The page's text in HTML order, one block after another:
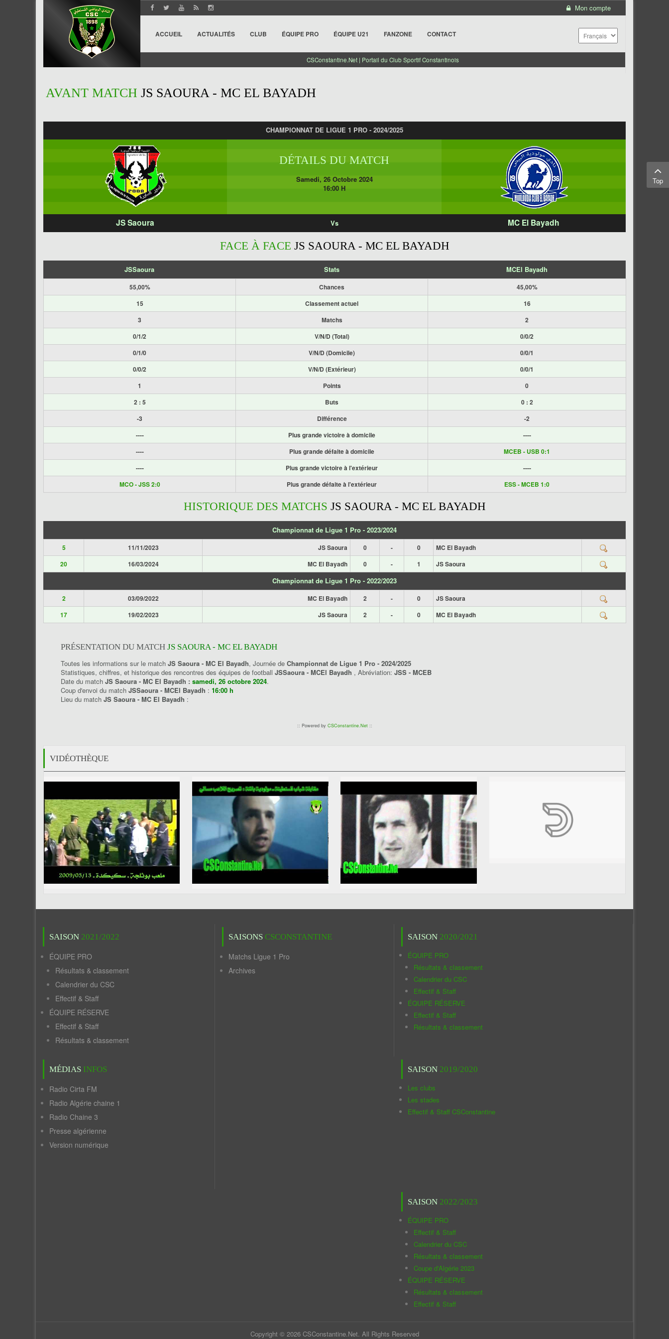
Mon compte
ACCUEIL ACTUALITÉS CLUB ÉQUIPE PRO ÉQUIPE U21 FANZONE CONTACT
CSConstantine.Net | Portail du Club Sportif Constantinois
AVANT MATCH JS SAOURA - MC EL BAYADH
CHAMPIONNAT DE LIGUE 1 PRO - 2024/2025
DÉTAILS DU MATCH
Samedi, 26 Octobre 2024
16:00 H
JS Saoura Vs MC El Bayadh
FACE À FACE JS SAOURA - MC EL BAYADH
JSSaoura Stats MCEl Bayadh
55,00% Chances
45,00%
15
Classement actuel
16
3
Matchs
2
0/1/2
V/N/D (Total)
0/0/2
0/1/0
V/N/D (Domicile)
0/0/1
0/0/2
V/N/D (Extérieur)
0/0/1
1
Points
0
2 : 5
Buts
0 : 2
-3
Différence
-2
----
Plus grande victoire à domicile
----
----
Plus grande défaite à domicile
MCEB - USB 0:1
----
Plus grande victoire à l'extérieur
----
MCO - JSS 2:0
Plus grande défaite à l'extérieur ESS - MCEB 1:0
HISTORIQUE DES MATCHS JS SAOURA - MC EL BAYADH
Championnat de Ligue 1 Pro - 2023/2024
5 11/11/2023 JS Saoura 0 - 0
MC El Bayadh
20
16/03/2024 MC El Bayadh 0 - 1 JS Saoura
Championnat de Ligue 1 Pro - 2022/2023
2 03/09/2022 MC El Bayadh 2 - 0
JS Saoura
17
19/02/2023 JS Saoura 2 - 0 MC El Bayadh
PRÉSENTATION DU MATCH JS SAOURA - MC EL BAYADH
Toutes les informations sur le match JS Saoura - MC El Bayadh, Journée de Championnat de Ligue 1 Pro - 2024/2025
Statistiques, chiffres, et historique des rencontres des équipes de football JSSaoura - MCEl Bayadh , Abréviation: JSS - MCEB
Date du match JS Saoura - MC El Bayadh : samedi, 26 octobre 2024.
Coup d'envoi du match JSSaoura - MCEl Bayadh : 16:00 h
Lieu du match JS Saoura - MC El Bayadh :
:: Powered by CSConstantine.Net::
VIDÉOTHÈQUE
SAISON 2021/2022
ÉQUIPE PRO
Résultats & classement
Calendrier du CSC
Effectif & Staff
ÉQUIPE RÉSERVE
Effectif & Staff
Résultats & classement
MÉDIAS INFOS
Radio Cirta FM
Radio Algérie chaine 1
Radio Chaine 3
Presse algérienne
Version numérique
SAISONS CSCONSTANTINE
Matchs Ligue 1 Pro
Archives
SAISON 2020/2021
ÉQUIPE PRO
Résultats & classement
Calendrier du CSC
Effectif & Staff
ÉQUIPE RÉSERVE
Effectif & Staff
Résultats & classement
SAISON 2019/2020
Les clubs
Les stades
Effectif & Staff CSConstantine
SAISON 2022/2023
ÉQUIPE PRO
Effectif & Staff
Calendrier du CSC
Résultats & classement
Coupe d'Algérie 2023
ÉQUIPE RÉSERVE
Résultats & classement
Effectif & Staff
Copyright © 2026 CSConstantine.Net. All Rights Reserved
Top